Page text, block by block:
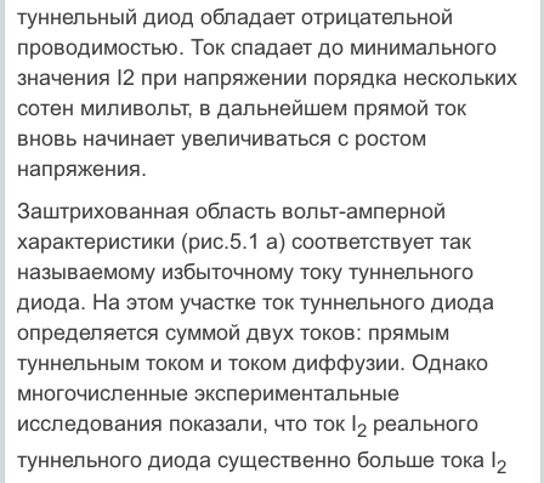
туннельный диод обладает отрицательной
проводимостью. Ток спадает до минимального
значения I2 при напряжении порядка нескольких
сотен миливольт, в дальнейшем прямой ток
вновь начинает увеличиваться с ростом
напряжения.
Заштрихованная область вольт-амперной
характеристики (рис.5.1 а) соответствует так
называемому избыточному току туннельного
диода. На этом участке ток туннельного диода
определяется суммой двух токов: прямым
туннельным током и током диффузии. Однако
многочисленные экспериментальные
исследования показали, что ток I2реального
туннельного диода существенно больше тока I2